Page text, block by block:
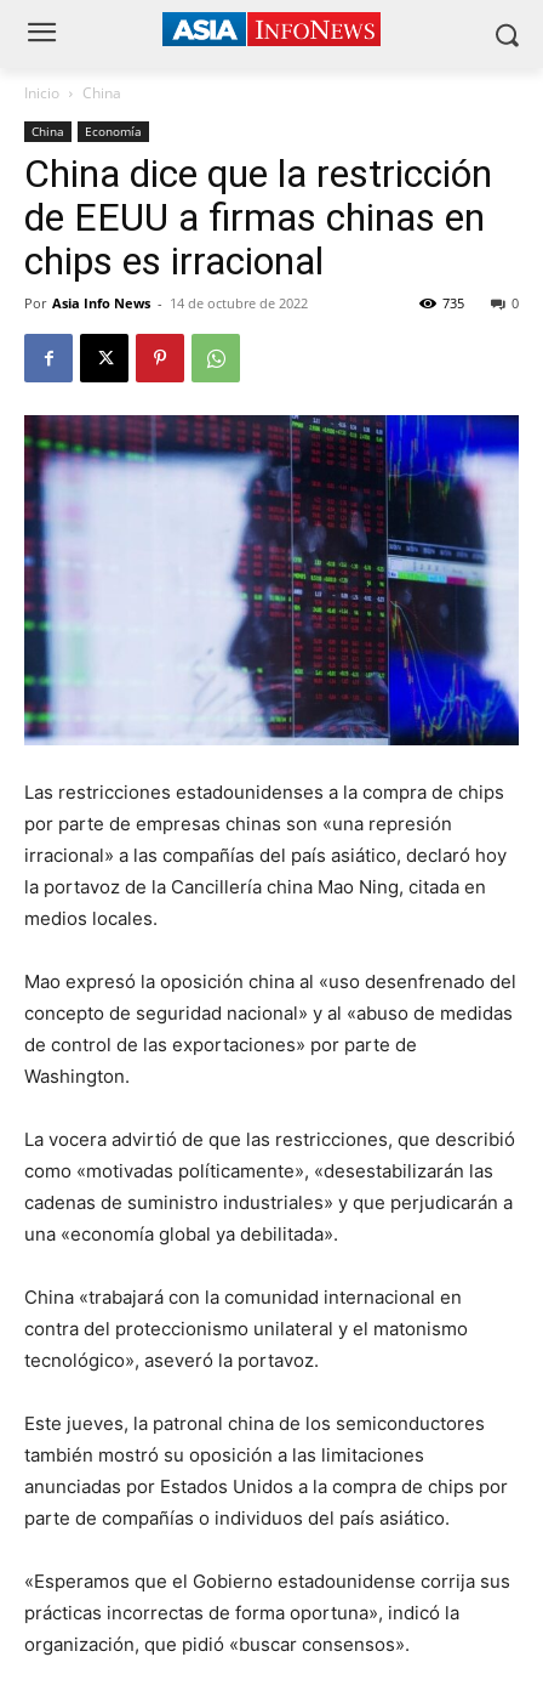
Inicio China
China Economía
China dice que la restricción
de EEUU a firmas chinas en
chips es irracional
Por Asia Info News - 14 de octubre de 2022 0
735
Las restricciones estadounidenses a la compra de chips
por parte de empresas chinas son «una represión
irracional» a las compañías del país asiático, declaró hoy
la portavoz de la Cancillería china Mao Ning, citada en
medios locales.
Mao expresó la oposición china al «uso desenfrenado del
concepto de seguridad nacional» y al «abuso de medidas
de control de las exportaciones» por parte de
Washington.
La vocera advirtió de que las restricciones, que describió
como «motivadas políticamente», «desestabilizarán las
cadenas de suministro industriales» y que perjudicarán a
una «economía global ya debilitada».
China «trabajará con la comunidad internacional en
contra del proteccionismo unilateral y el matonismo
tecnológico», aseveró la portavoz.
Este jueves, la patronal china de los semiconductores
también mostró su oposición a las limitaciones
anunciadas por Estados Unidos a la compra de chips por
parte de compañías o individuos del país asiático.
«Esperamos que el Gobierno estadounidense corrija sus
prácticas incorrectas de forma oportuna», indicó la
organización, que pidió «buscar consensos».